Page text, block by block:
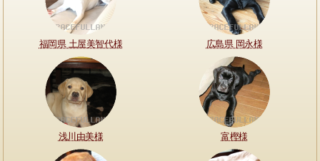
福岡県 土屋美智代様 広島県 岡永様
浅川由美様 富樫様